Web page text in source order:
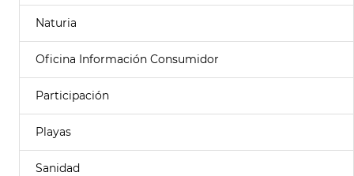
Naturia
Oficina Información Consumidor
Participación
Playas
Sanidad